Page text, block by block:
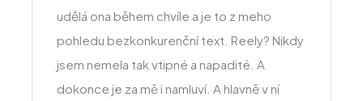
udělá ona během chvíle a je to z meho
pohledu bezkonkurenční text. Reely? Nikdy
jsem nemela tak vtipné a napadité. A
dokonce je za mě i namluví. A hlavně v ní